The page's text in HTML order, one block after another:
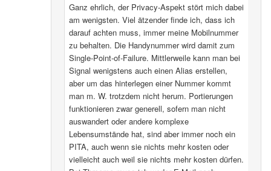
Ganz ehrlich, der Privacy-Aspekt stört mich dabei
am wenigsten. Viel ätzender finde ich, dass ich
darauf achten muss, immer meine Mobilnummer
zu behalten. Die Handynummer wird damit zum
Single-Point-of-Failure. Mittlerweile kann man bei
Signal wenigstens auch einen Alias erstellen,
aber um das hinterlegen einer Nummer kommt
man m. W. trotzdem nicht herum. Portierungen
funktionieren zwar generell, sofern man nicht
auswandert oder andere komplexe
Lebensumstände hat, sind aber immer noch ein
PITA, auch wenn sie nichts mehr kosten oder
vielleicht auch weil sie nichts mehr kosten dürfen.